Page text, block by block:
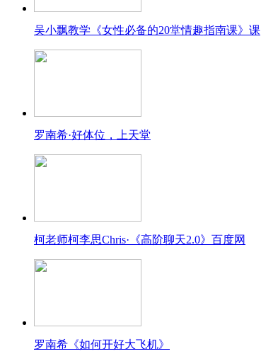
吴小飘教学《女性必备的20堂情趣指南课》课
罗南希·好体位，上天堂
柯老师柯李思Chris·《高阶聊天2.0》百度网
罗南希《如何开好大飞机》